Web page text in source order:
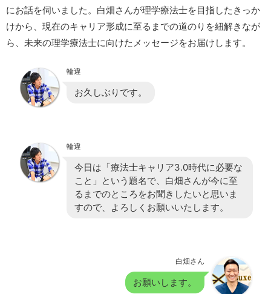
にお話を伺いました。白畑さんが理学療法士を目指したきっか
けから、現在のキャリア形成に至るまでの道のりを紐解きなが
ら、未来の理学療法士に向けたメッセージをお届けします。
輪違
お久しぶりです。
輪違
今日は「療法士キャリア3.0時代に必要な
こと」という題名で、白畑さんが今に至
るまでのところをお聞きしたいと思いま
すので、よろしくお願いいたします。
白畑さん
お願いします。